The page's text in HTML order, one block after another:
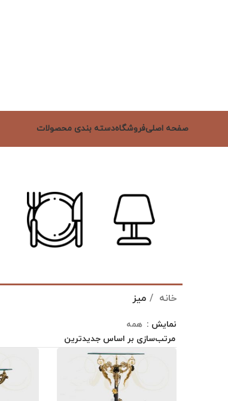
صفحه اصلیفروشگاهدسته بندی محصولات
خانه میز
نمایش همه